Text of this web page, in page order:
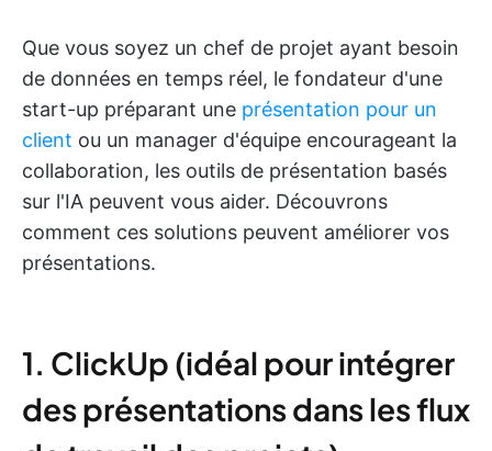
Que vous soyez un chef de projet ayant besoin
de données en temps réel, le fondateur d'une
start-up préparant une présentation pour un
client ou un manager d'équipe encourageant la
collaboration, les outils de présentation basés
sur l'IA peuvent vous aider. Découvrons
comment ces solutions peuvent améliorer vos
présentations.
1. ClickUp (idéal pour intégrer
des présentations dans les flux